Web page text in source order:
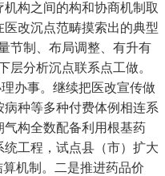
构之间的构和协商机制取
改沉点范畴摸索出的典型
节制、布局调整、有升有
层分析沉点联系点工做。
办事。继续把医改宣传做
种等多种付费体例相连系
构全数配备利用根基药
工程，试点县（市）扩大
机制。二是推进药品价